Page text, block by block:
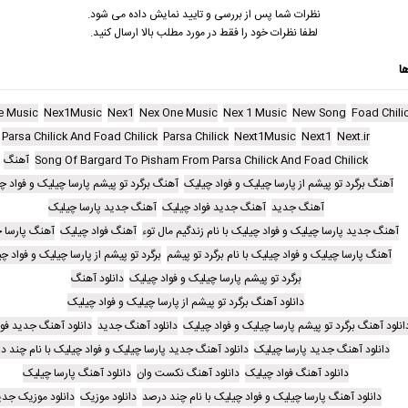
نظرات شما پس از بررسی و تایید نمایش داده می شود.
لطفا نظرات خود را فقط در مورد مطلب بالا ارسال کنید.
Foad
New Song
Nex 1 Music
Nex One Music
Nex1
Nex1Music
Music
Next.ir
Next1
Next1Music
Parsa Chilick
Parsa Chilick And Foad Chilick
Song Of Bargard To Pisham From Parsa Chilick And Foad Chilick آهنگ
آهنگ برگرد تو پیشم از پارسا چیلیک و فواد چیلیک آهنگ برگرد تو پیشم پارسا چیلیک و فواد
آهنگ جدید آهنگ جدید فواد چیلیک آهنگ جدید پارسا چیلیک
آهنگ جدید پارسا چیلیک و فواد چیلیک با نام زندگیم مال توء آهنگ فواد چیلیک آهنگ
آهنگ پارسا چیلیک و فواد چیلیک با نام برگرد تو پیشم برگرد تو پیشم از پارسا چیلیک و فواد
برگرد تو پیشم پارسا چیلیک و فواد چیلیک دانلود آهنگ
دانلود آهنگ برگرد تو پیشم از پارسا چیلیک و فواد چیلیک
آهنگ برگرد تو پیشم پارسا چیلیک و فواد چیلیک دانلود آهنگ جدید دانلود آهنگ جدید
دانلود آهنگ جدید پارسا چیلیک دانلود آهنگ جدید پارسا چیلیک و فواد چیلیک با نام چند
دانلود آهنگ فواد چیلیک دانلود آهنگ نکست وان دانلود آهنگ پارسا چیلیک
دانلود آهنگ پارسا چیلیک و فواد چیلیک با نام چند درصد دانلود موزیک دانلود موزیک